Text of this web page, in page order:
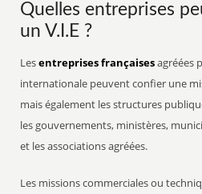
Quelles entreprises
un V.I.E ?
Lesentreprises françaisesagréées
internationale peuvent confier une
mais également les structures
les gouvernements, ministères,
et les associations agréées.
Les missions commerciales ou